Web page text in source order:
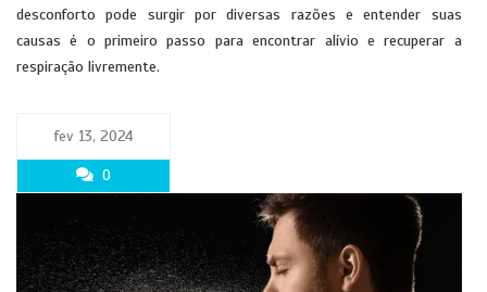
desconforto pode surgir por diversas razões e entender suas
causas é o primeiro passo para encontrar alívio e recuperar a
respiração livremente.
fev 13, 2024
0